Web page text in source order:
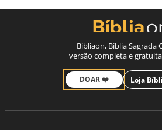
Bíbliaon, Bíblia Sagrada
versão completa e
DOAR ❤️ Loja